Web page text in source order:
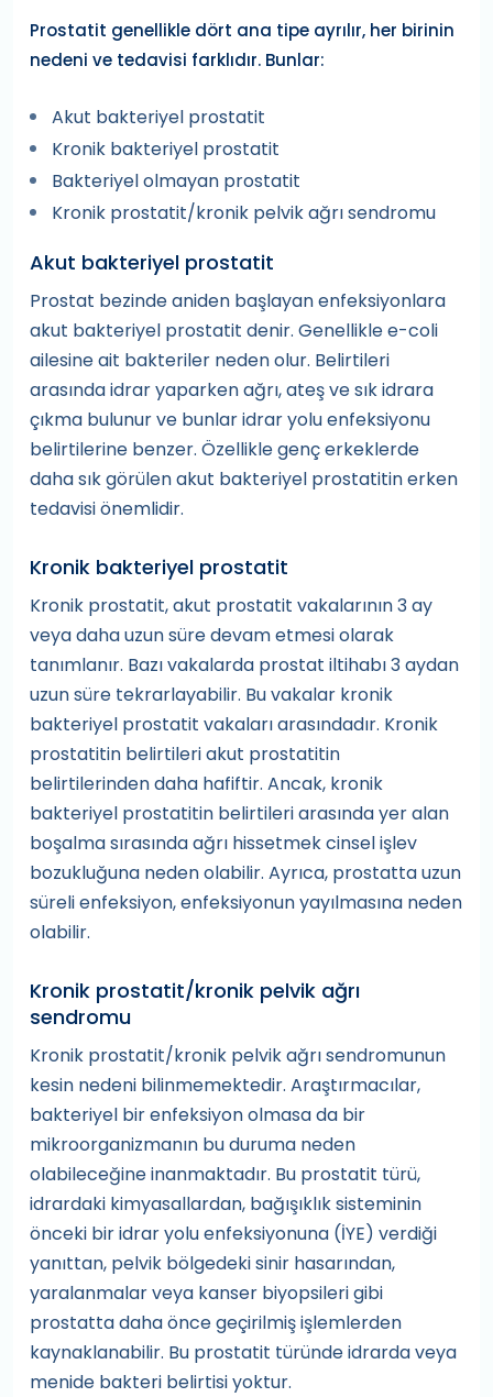
Prostatit genellikle dört ana tipe ayrılır, her birinin
nedeni ve tedavisi farklıdır. Bunlar:
Akut bakteriyel prostatit
Kronik bakteriyel prostatit
Bakteriyel olmayan prostatit
Kronik prostatit/kronik pelvik ağrı sendromu
Akut bakteriyel prostatit
Prostat bezinde aniden başlayan enfeksiyonlara
akut bakteriyel prostatit denir. Genellikle e-coli
ailesine ait bakteriler neden olur. Belirtileri
arasında idrar yaparken ağrı, ateş ve sık idrara
çıkma bulunur ve bunlar idrar yolu enfeksiyonu
belirtilerine benzer. Özellikle genç erkeklerde
daha sık görülen akut bakteriyel prostatitin erken
tedavisi önemlidir.
Kronik bakteriyel prostatit
Kronik prostatit, akut prostatit vakalarının 3 ay
veya daha uzun süre devam etmesi olarak
tanımlanır. Bazı vakalarda prostat iltihabı 3 aydan
uzun süre tekrarlayabilir. Bu vakalar kronik
bakteriyel prostatit vakaları arasındadır. Kronik
prostatitin belirtileri akut prostatitin
belirtilerinden daha hafiftir. Ancak, kronik
bakteriyel prostatitin belirtileri arasında yer alan
boşalma sırasında ağrı hissetmek cinsel işlev
bozukluğuna neden olabilir. Ayrıca, prostatta uzun
süreli enfeksiyon, enfeksiyonun yayılmasına neden
olabilir.
Kronik prostatit/kronik pelvik ağrı
sendromu
Kronik prostatit/kronik pelvik ağrı sendromunun
kesin nedeni bilinmemektedir. Araştırmacılar,
bakteriyel bir enfeksiyon olmasa da bir
mikroorganizmanın bu duruma neden
olabileceğine inanmaktadır. Bu prostatit türü,
idrardaki kimyasallardan, bağışıklık sisteminin
önceki bir idrar yolu enfeksiyonuna (İYE) verdiği
yanıttan, pelvik bölgedeki sinir hasarından,
yaralanmalar veya kanser biyopsileri gibi
prostatta daha önce geçirilmiş işlemlerden
kaynaklanabilir. Bu prostatit türünde idrarda veya
menide bakteri belirtisi yoktur.